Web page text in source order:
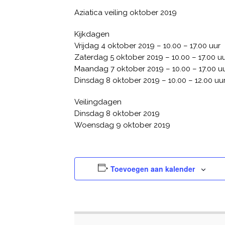
Aziatica veiling oktober 2019
Kijkdagen
Vrijdag 4 oktober 2019 – 10.00 – 17.00 uur
Zaterdag 5 oktober 2019 – 10.00 – 17.00
Maandag 7 oktober 2019 – 10.00 – 17.00
Dinsdag 8 oktober 2019 – 10.00 – 12.00
Veilingdagen
Dinsdag 8 oktober 2019
Woensdag 9 oktober 2019
Toevoegen aan kalender